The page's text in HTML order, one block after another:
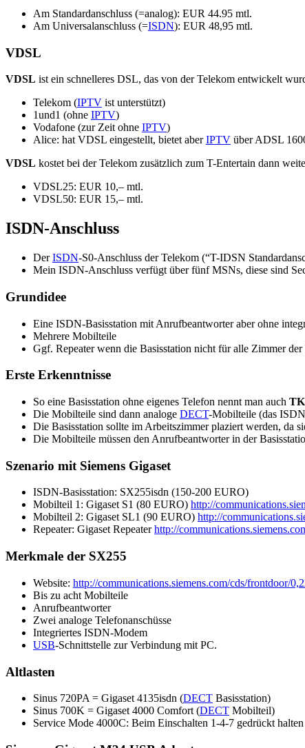
Am Standardanschluss (=analog): EUR 44.95 mtl.
Am Universalanschluss (=ISDN): EUR 48,95 mtl.
VDSL
VDSL ist ein schnelleres DSL, das von der Telekom entwickelt
Telekom (IPTV ist unterstützt)
1und1 (ohne IPTV)
Vodafone (zur Zeit ohne IPTV)
Alice: hat VDSL eingestellt, bietet aberIPTV über ADSL
VDSL kostet bei der Telekom zusätzlich zum T-Entertain dann
VDSL25: EUR 10,– mtl.
VDSL50: EUR 15,– mtl.
ISDN-Anschluss
DerISDN-S0-Anschluss der Telekom (“T-IDSN
Mein ISDN-Anschluss verfügt über fünf MSNs, diese sind
Grundidee
Eine ISDN-Basisstation mit Anrufbeantworter aber ohne
Mehrere Mobilteile
Ggf. Repeater wenn die Basisstation nicht für alle Zimmer
Erste Erkenntnisse
So eine Basisstation ohne eigenes Telefon nennt man auch
Die Mobilteile sind dann analoge DECT-Mobilteile (das
Die Basisstation sollte im Arbeitszimmer plaziert werden, da
Die Mobilteile müssen den Anrufbeantworter in der
Szenario mit Siemens Gigaset
ISDN-Basisstation: SX255isdn (150-200 EURO)
Mobilteil 1: Gigaset S1 (80 EURO) http://
Mobilteil 2: Gigaset SL1 (90 EURO) http://
Repeater: Gigaset Repeaterhttp://
Merkmale der SX255
Website: http://communications.siemens.com/cds/frontdoor/
Bis zu acht Mobilteile
Anrufbeantworter
Zwei analoge Telefonanschüsse
Integriertes ISDN-Modem
USB-Schnittstelle zur Verbindung mit PC.
Altlasten
Sinus 720PA = Gigaset 4135isdn (DECT Basisstation)
Sinus 700K = Gigaset 4000 Comfort (DECT Mobilteil)
Service Mode 4000C: Beim Einschalten 1-4-7 gedrückt